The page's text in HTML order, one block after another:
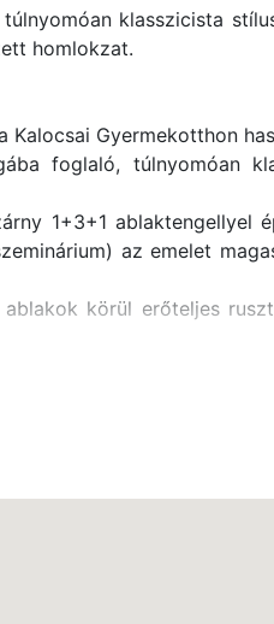
klasszicista
homlokzat.
Gyermekotthon
foglaló, túlnyomóan
1+3+1 ablaktengellyel
az emelet
körül erőteljes